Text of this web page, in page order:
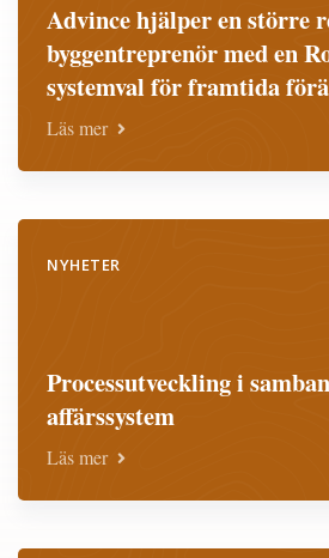
Advince hjälper en större
byggentreprenör med en
systemval för framtida
Läs mer
NYHETER
Processutveckling i
affärssystem
Läs mer